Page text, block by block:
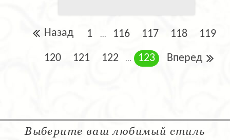
Назад 1 ... 116 117 118 119
120 121 122 ... 123 Вперед
Выберите ваш любимый стиль